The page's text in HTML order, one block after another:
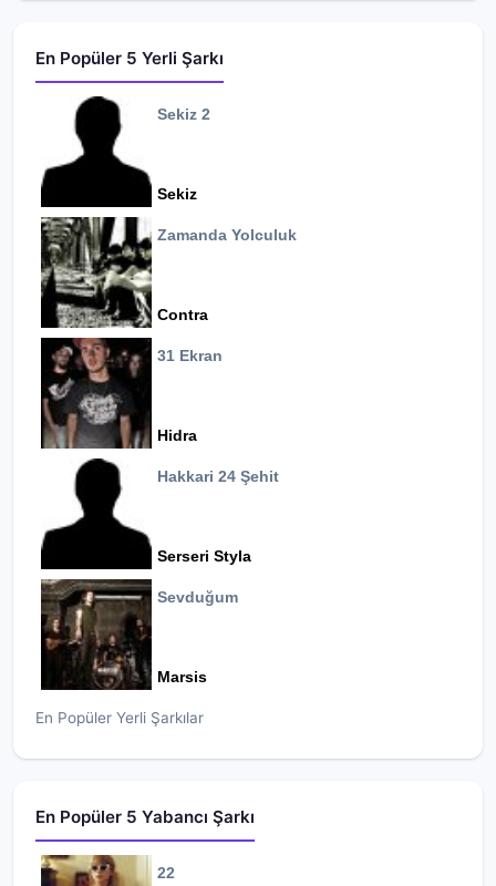
En Popüler 5 Yerli Şarkı
Sekiz 2
Sekiz
Zamanda Yolculuk
Contra
31 Ekran
Hidra
Hakkari 24 Şehit
Serseri Styla
Sevduğum
Marsis
En Popüler Yerli Şarkılar
En Popüler 5 Yabancı Şarkı
22